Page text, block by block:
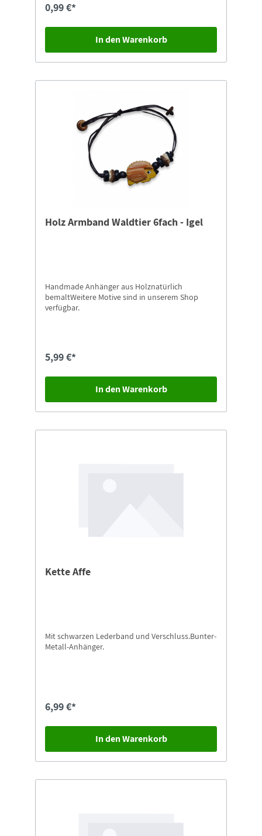
0,99 €*
In den Warenkorb
Holz Armband Waldtier 6fach - Igel
Handmade Anhänger aus Holznatürlich
bemaltWeitere Motive sind in unserem Shop
verfügbar.
5,99 €*
In den Warenkorb
Kette Affe
Mit schwarzen Lederband und Verschluss.Bunter-
Metall-Anhänger.
6,99 €*
In den Warenkorb